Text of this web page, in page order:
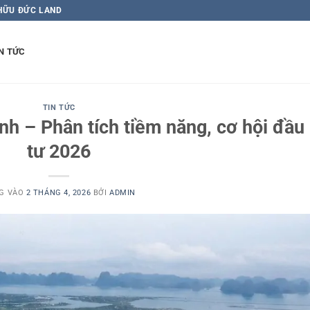
ĐỨC LAND
TỨC
TIN TỨC
– Phân tích tiềm năng, cơ hội đầu
tư 2026
VÀO 2 THÁNG 4, 2026 BỞI ADMIN